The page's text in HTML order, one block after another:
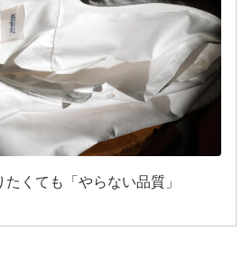
くても「やらない品質」